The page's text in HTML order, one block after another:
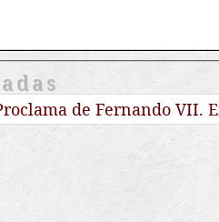
de Fernando VII.